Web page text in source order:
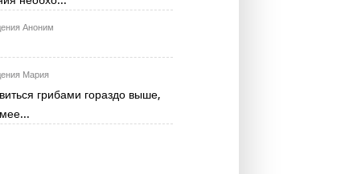
Аноним
Мария
грибами гораздо выше,